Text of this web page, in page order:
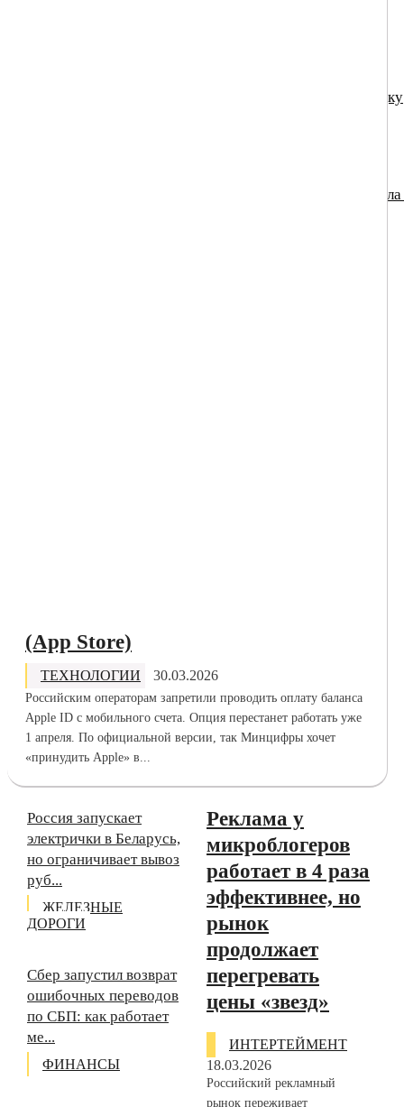
Москва вводит дифференцированные тарифы на зарядку
Маркетплейсы в России: рост комиссий и новые правила
(App Store)
ТЕХНОЛОГИИ 30.03.2026
Российским операторам запретили проводить оплату баланса
Apple ID с мобильного счета. Опция перестанет работать уже
1 апреля. По официальной версии, так Минцифры хочет
«принудить Apple» в...
Россия запускает
электрички в Беларусь,
но ограничивает вывоз
руб...
ЖЕЛЕЗНЫЕ
ДОРОГИ
Сбер запустил возврат
ошибочных переводов
по СБП: как работает
ме...
ФИНАНСЫ
Реклама у
микроблогеров
работает в 4 раза
эффективнее, но
рынок
продолжает
перегревать
цены «звезд»
ИНТЕРТЕЙМЕНТ
18.03.2026
Российский рекламный
рынок переживает